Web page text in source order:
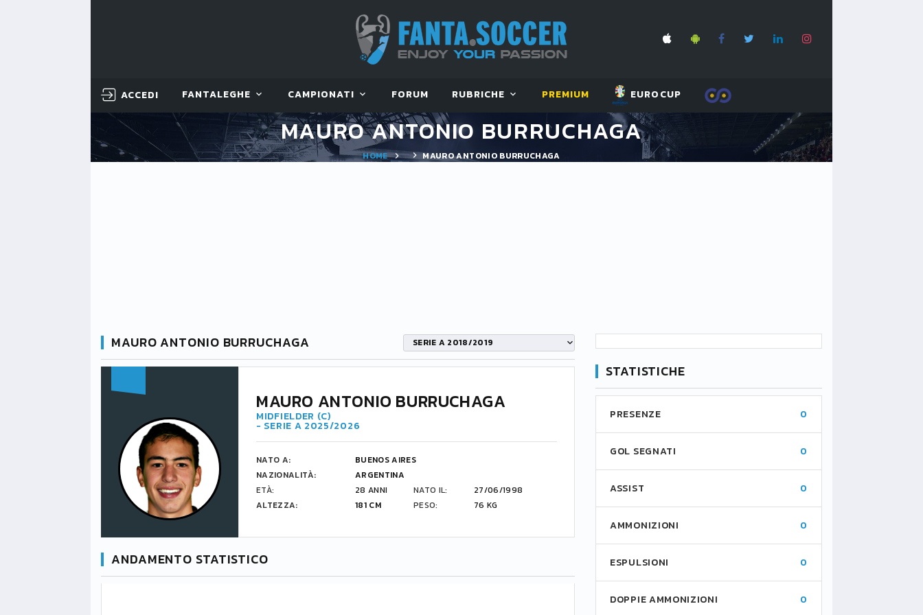
ACCEDI FANTALEGHE CAMPIONATI FORUM RUBRICHE PREMIUM EUROCUP
MAURO ANTONIO BURRUCHAGA
HOME MAURO ANTONIO BURRUCHAGA
MAURO ANTONIO BURRUCHAGA SERIE A 2018/2019
MAURO ANTONIO BURRUCHAGA
MIDFIELDER (C)
- SERIE A 2025/2026
NATO A:
BUENOS AIRES
NAZIONALITÀ:
ARGENTINA
ETÀ:
28 ANNI NATO IL:
27/06/1998
ALTEZZA:
181 CM PESO: 76 KG
ANDAMENTO STATISTICO
STATISTICHE
PRESENZE 0
GOL SEGNATI 0
ASSIST 0
AMMONIZIONI 0
ESPULSIONI 0
DOPPIE AMMONIZIONI 0